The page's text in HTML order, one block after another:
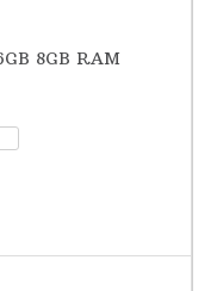
8GB RAM